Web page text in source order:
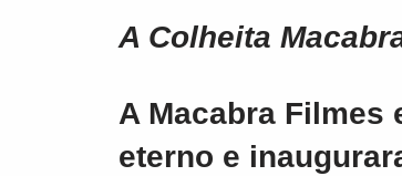
A Colheita
A Macabra Filmes
eterno e